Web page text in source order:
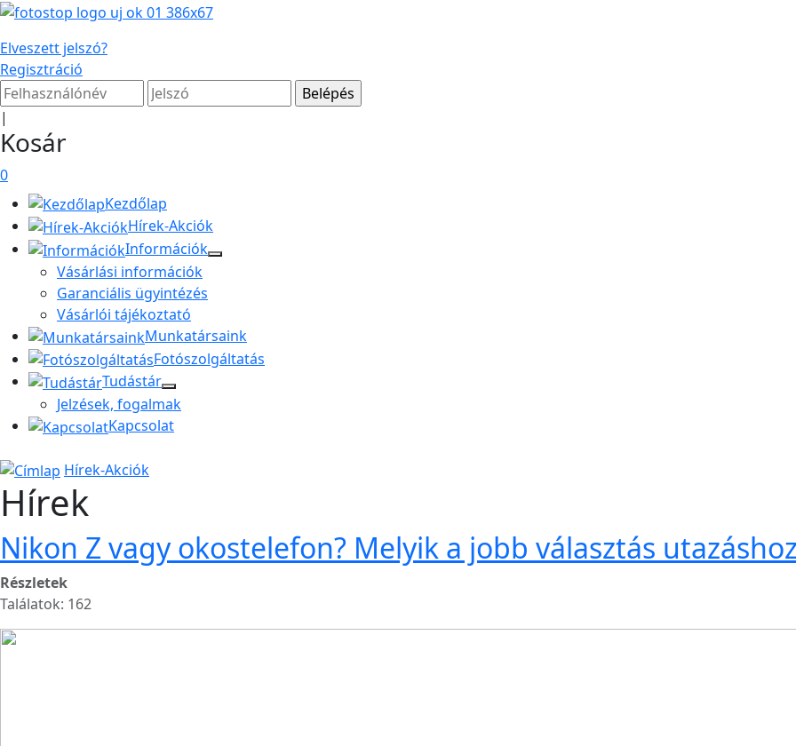
Elveszett jelszó?
Regisztráció
|
Kosár
0
Kezdőlap
Hírek-Akciók
Információk
Vásárlási információk
Garanciális ügyintézés
Vásárlói tájékoztató
Munkatársaink
Fotószolgáltatás
Tudástár
Jelzések, fogalmak
Kapcsolat
Hírek-Akciók
Hírek
Nikon Z vagy okostelefon? Melyik a jobb választás
Részletek
Találatok: 162